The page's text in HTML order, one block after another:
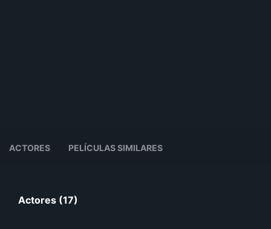
ACTORES PELÍCULAS SIMILARES
Actores (17)